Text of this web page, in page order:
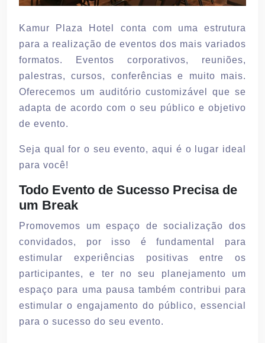
Kamur Plaza Hotel conta com uma estrutura
para a realização de eventos dos mais variados
formatos. Eventos corporativos, reuniões,
palestras, cursos, conferências e muito mais.
Oferecemos um auditório customizável que se
adapta de acordo com o seu público e objetivo
de evento.
Seja qual for o seu evento, aqui é o lugar ideal
para você!
Todo Evento de Sucesso Precisa de
um Break
Promovemos um espaço de socialização dos
convidados, por isso é fundamental para
estimular experiências positivas entre os
participantes, e ter no seu planejamento um
espaço para uma pausa também contribui para
estimular o engajamento do público, essencial
para o sucesso do seu evento.